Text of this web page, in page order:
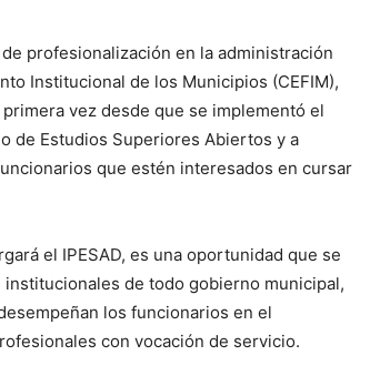
profesionalización en la administración
Institucional de los Municipios (CEFIM),
vez desde que se implementó el
de Estudios Superiores Abiertos y a
que estén interesados en cursar
el IPESAD, es una oportunidad que se
de todo gobierno municipal,
los funcionarios en el
con vocación de servicio.